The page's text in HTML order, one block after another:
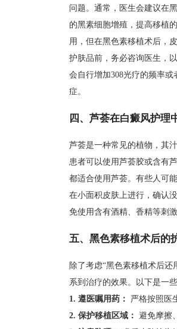
问题。通常，医生会建议在
的黑素细胞增殖，提高移植
用，但在黑色素移植术后，
护肤品前，务必咨询医生，
会自行增加308光疗的频率
症。
四、芦荟在白癜风护理
芦荟是一种常见的植物，其
患者可以使用芦荟胶或含有
都适合使用芦荟。有些人可
在小面积皮肤上进行，确认
免使用含有酒精、香精等刺
五、黑色素移植术后的
除了考虑“黑色素移植术后
系到治疗的效果。以下是一
1. 遵医嘱用药：
严格按照医
2. 保护移植区域： 避免摩擦